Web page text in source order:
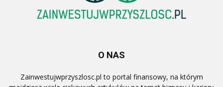
O NAS
Zainwestujwprzyszlosc.pl to portal finansowy, na którym